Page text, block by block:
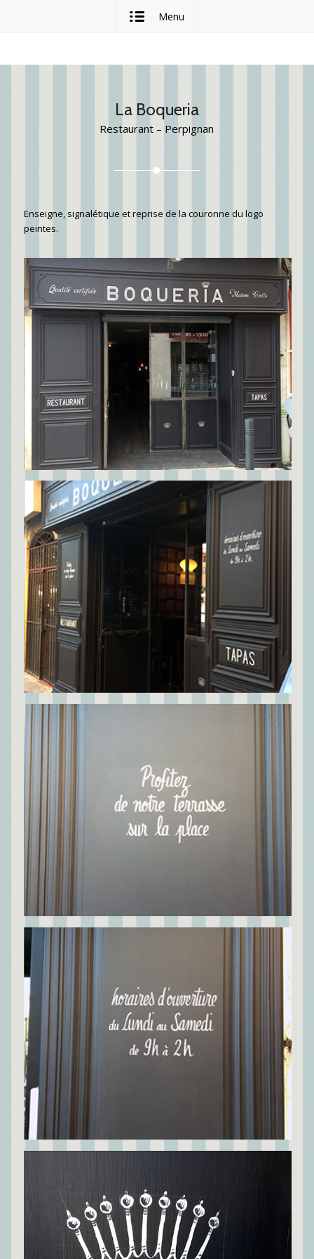
Menu
La Boqueria
Restaurant – Perpignan
Enseigne, signalétique et reprise de la couronne du logo
peintes.